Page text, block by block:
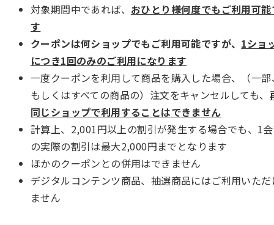
対象期間中であれば、 おひとり様何度でもご利用可能
す
クーポンは何ショップでもご利用可能ですが、 1ショ
につき1回のみのご利用になります
一度クーポンを利用して商品を購入した場合、（一部
もしくはすべての商品の）注文をキャンセルしても、
同じショップで利用することはできません
計算上、2,001円以上の割引が発生する場合でも、1
の実際の割引は最大2,000円までとなります
ほかのクーポンとの併用はできません
デジタルコンテンツ商品、抽選商品にはご利用いただ
ません